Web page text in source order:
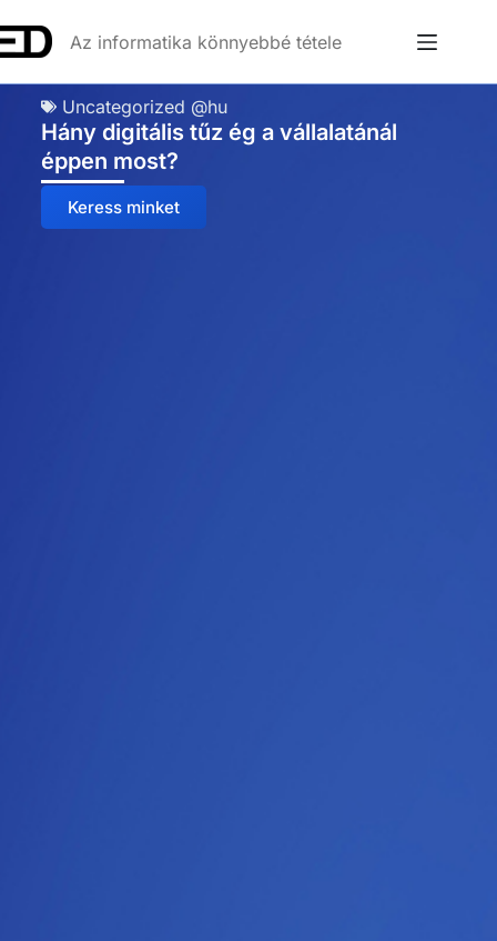
Az informatika könnyebbé tétele
Uncategorized @hu
Hány digitális tűz ég a vállalatánál
éppen most?
Keress minket